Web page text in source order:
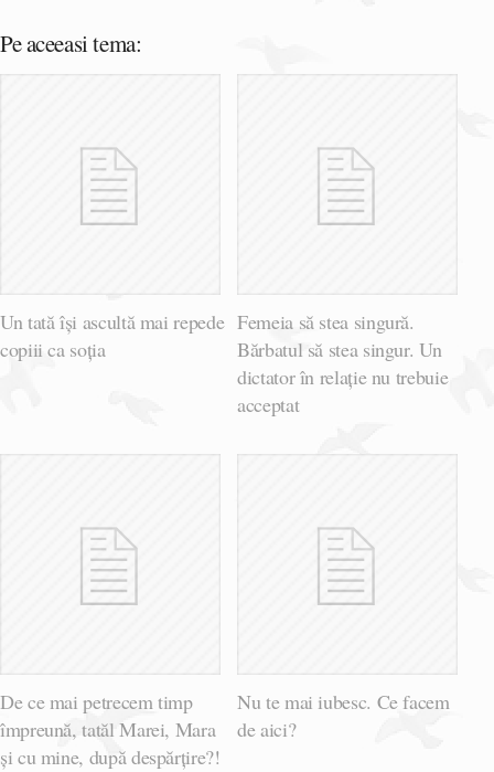
Pe aceeasi tema:
Un tată își ascultă mai repede
copiii ca soția
Femeia să stea singură.
Bărbatul să stea singur. Un
dictator în relație nu trebuie
acceptat
De ce mai petrecem timp
împreună, tatăl Marei, Mara
și cu mine, după despărțire?!
Nu te mai iubesc. Ce facem
de aici?